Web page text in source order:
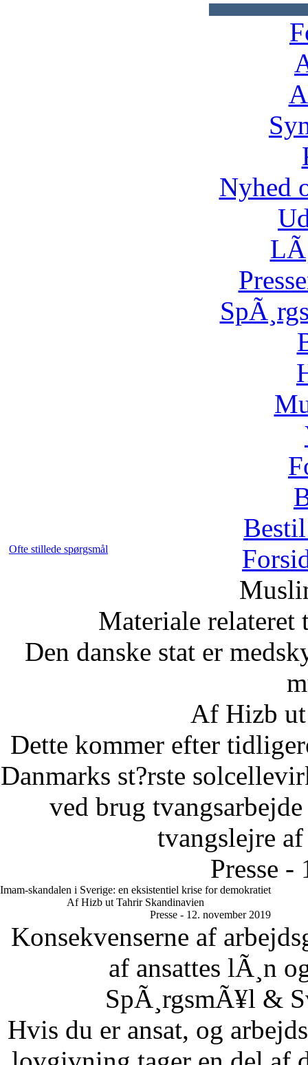
Nyhed
Ofte stillede spørgsmål
Materiale
Den danske stat er
Af Hizb
Dette kommer efter
Danmarks st?rste
ved brug
tvangslejre
Presse -
Imam-skandalen i Sverige: en eksistentiel krise for demokratiet
Af Hizb ut Tahrir Skandinavien
Presse - 12. november 2019
Konsekvenserne af
af ansattes lÃ¸n
SpÃ¸rgsmÃ¥l &
Hvis du er ansat, og